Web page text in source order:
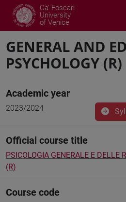
Ca' Foscari
University
of Venice
GENERAL AND
PSYCHOLOGY (R)
Academic year
2023/2024
Official course title
PSICOLOGIA GENERALE E DELLE
(R)
Course code